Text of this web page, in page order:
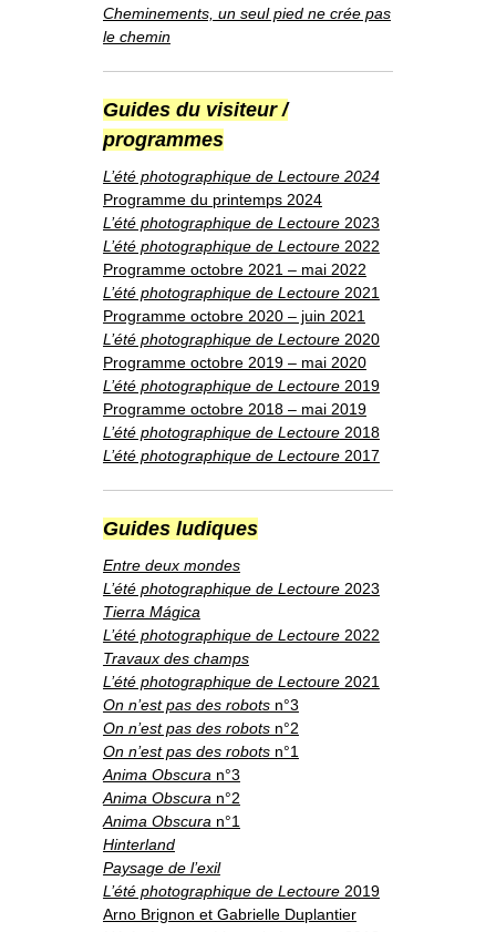
Cheminements, un seul pied ne crée pas
le chemin
Guides du visiteur /
programmes
L’été photographique de Lectoure 2024
Programme du printemps 2024
L’été photographique de Lectoure2023
L’été photographique de Lectoure2022
Programme octobre 2021 – mai 2022
L’été photographique de Lectoure2021
Programme octobre 2020 – juin 2021
L’été photographique de Lectoure2020
Programme octobre 2019 – mai 2020
L’été photographique de Lectoure2019
Programme octobre 2018 – mai 2019
L’été photographique de Lectoure2018
L’été photographique de Lectoure2017
Guides ludiques
Entre deux mondes
L’été photographique de Lectoure 2023
Tierra Mágica
L’été photographique de Lectoure2022
Travaux des champs
L’été photographique de Lectoure2021
On n’est pas des robotsn°3
On n’est pas des robotsn°2
On n’est pas des robotsn°1
Anima Obscura n°3
Anima Obscura n°2
Anima Obscura n°1
Hinterland
Paysage de l’exil
L’été photographique de Lectoure2019
Arno Brignon et Gabrielle Duplantier